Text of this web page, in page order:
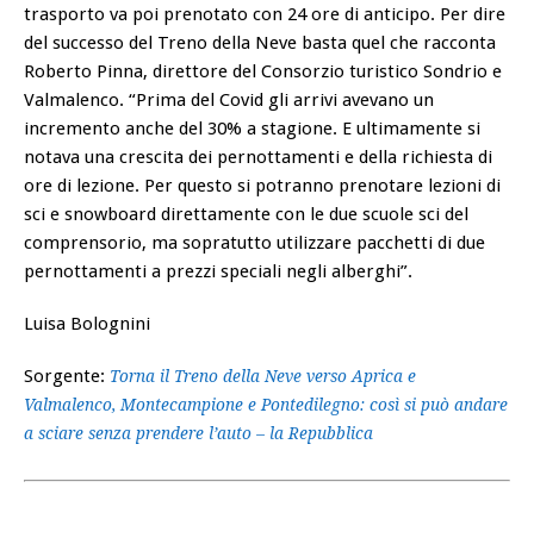
trasporto va poi prenotato con 24 ore di anticipo. Per dire
del successo del Treno della Neve basta quel che racconta
Roberto Pinna, direttore del Consorzio turistico Sondrio e
Valmalenco. “Prima del Covid gli arrivi avevano un
incremento anche del 30% a stagione. E ultimamente si
notava una crescita dei pernottamenti e della richiesta di
ore di lezione. Per questo si potranno prenotare lezioni di
sci e snowboard direttamente con le due scuole sci del
comprensorio, ma sopratutto utilizzare pacchetti di due
pernottamenti a prezzi speciali negli alberghi”.
Luisa Bolognini
Sorgente: Torna il Treno della Neve verso Aprica e
Valmalenco, Montecampione e Pontedilegno: così si può andare
a sciare senza prendere l’auto – la Repubblica